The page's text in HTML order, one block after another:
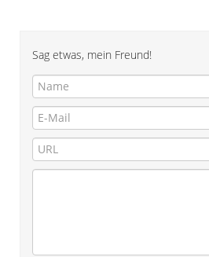
Sag etwas, mein Freund!